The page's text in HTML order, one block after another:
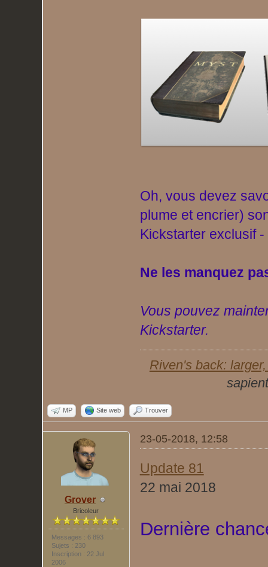
Oh, vous devez
plume et encrier)
Kickstarter exclusif -
Ne les manquez
Vous pouvez
Kickstarter.
Riven's back:
MP Site web Trouver
Grover
Bricoleur
Messages : 6 893
Sujets : 230
Inscription : 22 Jul
2006
23-05-2018, 12:58
Update 81
22 mai 2018
Dernière